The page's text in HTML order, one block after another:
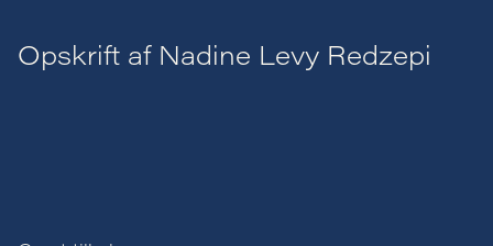
Opskrift af Nadine Levy Redzepi